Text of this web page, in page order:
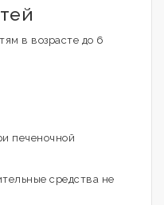
в возрасте до 6
печеночной
средства не